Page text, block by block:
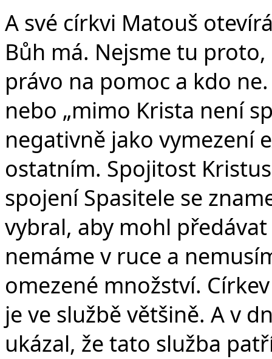
A své církvi Matouš
Bůh má. Nejsme tu
právo na pomoc a kdo
nebo „mimo Krista není
negativně jako vymezení
ostatním. Spojitost
spojení Spasitele se
vybral, aby mohl
nemáme v ruce a
omezené množství.
je ve službě většině. A v
ukázal, že tato služba